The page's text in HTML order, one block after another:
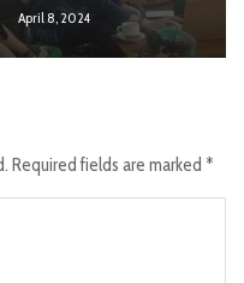
April 8, 2024
Required fields are marked *